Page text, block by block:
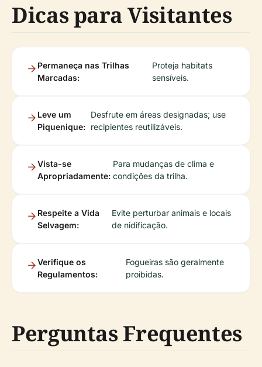
Dicas para Visitantes
Permaneça nas Trilhas
Marcadas:
Proteja habitats
sensíveis.
Leve um
Piquenique:
Desfrute em áreas designadas; use
recipientes reutilizáveis.
Vista-se
Apropriadamente:
Para mudanças de clima e
condições da trilha.
Respeite a Vida
Selvagem:
Evite perturbar animais e locais
de nidificação.
Verifique os
Regulamentos:
Fogueiras são geralmente
proibidas.
Perguntas Frequentes